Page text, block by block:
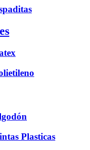
Plasticas